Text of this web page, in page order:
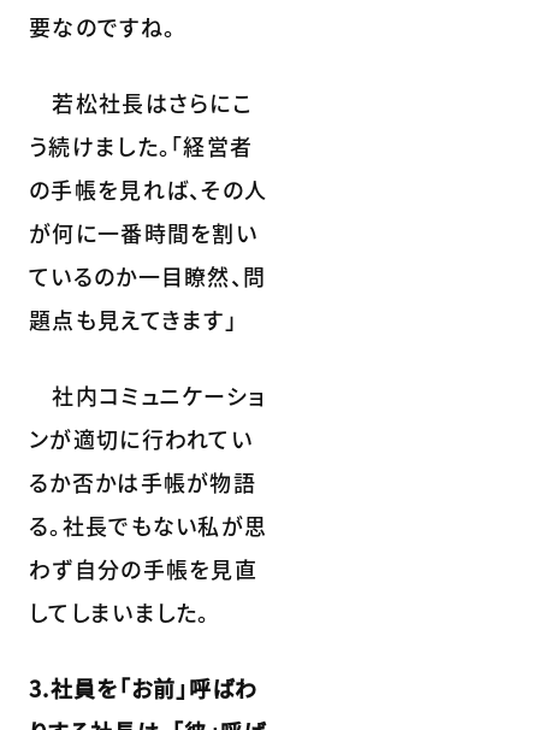
要なのですね。
若松社長はさらにこ
う続けました。「経営者
の手帳を見れば、その人
が何に一番時間を割い
ているのか一目瞭然、問
題点も見えてきます」
社内コミュニケーショ
ンが適切に行われてい
るか否かは手帳が物語
る。社長でもない私が思
わず自分の手帳を見直
してしまいました。
3.社員を「お前」呼ばわ